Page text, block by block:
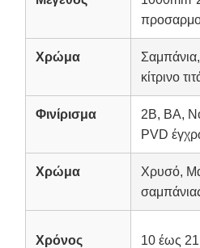
Χρώμα
Σαμπάνια,
κίτρινο
Φινίρισμα
2B, BA,
PVD
Χρώμα
Χρυσό,
Χρόνος
10 έως 21